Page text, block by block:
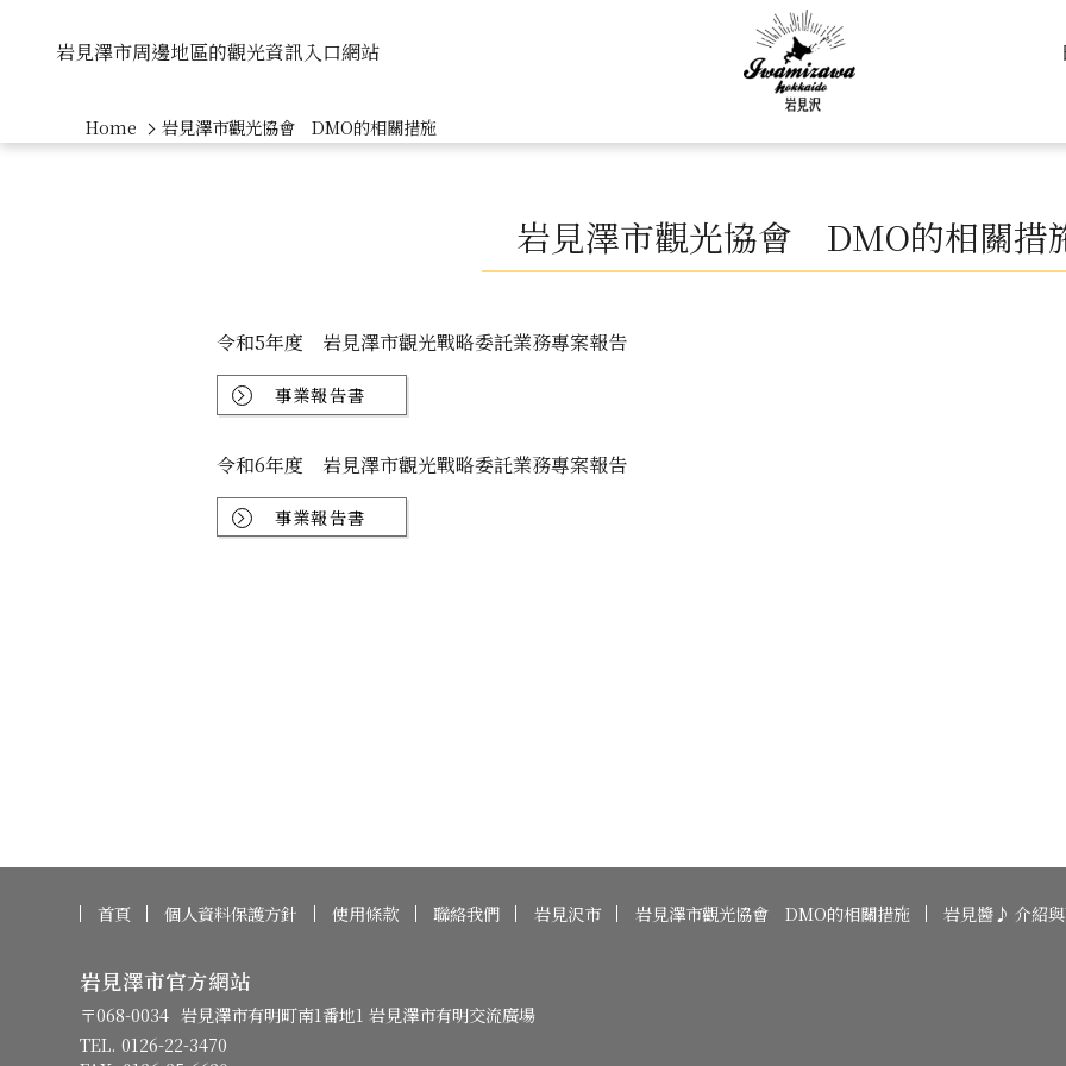
岩見澤市周邊地區的觀光資訊入口網站
Home 岩見澤市觀光協會 DMO的相關措施
岩見澤市觀光協會 DMO的相關措
令和5年度 岩見澤市觀光戰略委託業務專案報告
事業報告書
令和6年度 岩見澤市觀光戰略委託業務專案報告
事業報告書
首頁 個人資料保護方針 使用條款 聯絡我們 岩見沢市 岩見澤市觀光協會 DMO的相關措施 岩見醬♪ 介紹
岩見澤市官方網站
〒068-0034 岩見澤市有明町南1番地1 岩見澤市有明交流廣場
TEL. 0126-22-3470